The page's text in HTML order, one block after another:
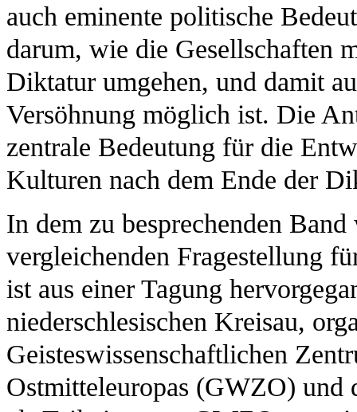
auch eminente politische
darum, wie die Gesellschaften
Diktatur umgehen, und damit
Versöhnung möglich ist. Die
zentrale Bedeutung für die
Kulturen nach dem Ende der
In dem zu besprechenden
vergleichenden Fragestellung
ist aus einer Tagung
niederschlesischen Kreisau,
Geisteswissenschaftlichen
Ostmitteleuropas (GWZO)